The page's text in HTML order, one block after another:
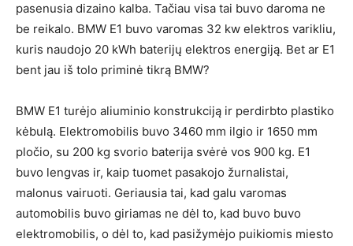
pasenusia dizaino kalba. Tačiau visa tai buvo daroma ne
be reikalo. BMW E1 buvo varomas 32 kw elektros varikliu,
kuris naudojo 20 kWh baterijų elektros energiją. Bet ar E1
bent jau iš tolo priminė tikrą BMW?
BMW E1 turėjo aliuminio konstrukciją ir perdirbto plastiko
kėbulą. Elektromobilis buvo 3460 mm ilgio ir 1650 mm
pločio, su 200 kg svorio baterija svėrė vos 900 kg. E1
buvo lengvas ir, kaip tuomet pasakojo žurnalistai,
malonus vairuoti. Geriausia tai, kad galu varomas
automobilis buvo giriamas ne dėl to, kad buvo buvo
elektromobilis, o dėl to, kad pasižymėjo puikiomis miesto